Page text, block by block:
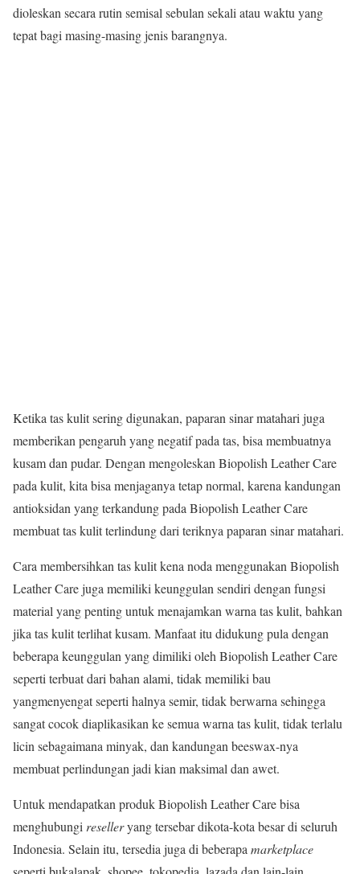
dioleskan secara rutin semisal sebulan sekali atau waktu yang
tepat bagi masing-masing jenis barangnya.
Ketika tas kulit sering digunakan, paparan sinar matahari juga
memberikan pengaruh yang negatif pada tas, bisa membuatnya
kusam dan pudar. Dengan mengoleskan Biopolish Leather Care
pada kulit, kita bisa menjaganya tetap normal, karena kandungan
antioksidan yang terkandung pada Biopolish Leather Care
membuat tas kulit terlindung dari teriknya paparan sinar matahari.
Cara membersihkan tas kulit kena noda menggunakan Biopolish
Leather Care juga memiliki keunggulan sendiri dengan fungsi
material yang penting untuk menajamkan warna tas kulit, bahkan
jika tas kulit terlihat kusam. Manfaat itu didukung pula dengan
beberapa keunggulan yang dimiliki oleh Biopolish Leather Care
seperti terbuat dari bahan alami, tidak memiliki bau
yangmenyengat seperti halnya semir, tidak berwarna sehingga
sangat cocok diaplikasikan ke semua warna tas kulit, tidak terlalu
licin sebagaimana minyak, dan kandungan beeswax-nya
membuat perlindungan jadi kian maksimal dan awet.
Untuk mendapatkan produk Biopolish Leather Care bisa
menghubungireselleryang tersebar dikota-kota besar di seluruh
Indonesia. Selain itu, tersedia juga di beberapamarketplace